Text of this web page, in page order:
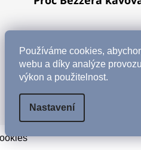
Používáme cookies,
webu a díky analýze
výkon a použitelnost.
Nastavení
kávovaru
ARCHIV